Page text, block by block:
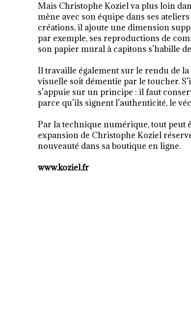
Mais Christophe Koziel va plus loin
mène avec son équipe dans ses
créations, il ajoute une dimension
par exemple, ses reproductions de
son papier mural à capitons s’habille
Il travaille également sur le rendu de
visuelle soit démentie par le toucher.
s’appuie sur un principe : il faut
parce qu’ils signent l’authenticité, le
Par la technique numérique, tout peut
expansion de Christophe Koziel
nouveauté dans sa boutique en ligne.
www.koziel.fr